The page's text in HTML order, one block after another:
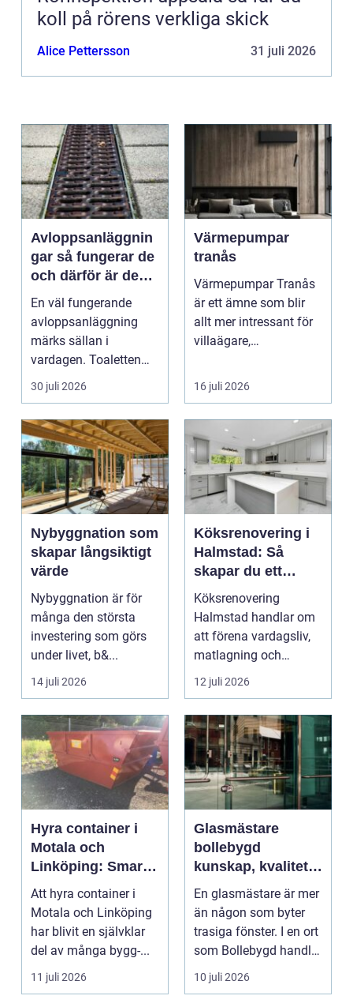
koll på rörens verkliga skick
Alice Pettersson 31 juli 2026
Avloppsanläggnin
gar så fungerar de
och därför är de
viktigare än många
tror
En väl fungerande
avloppsanläggning
märks sällan i
vardagen. Toaletten
spolas, vattnet rinner
undan ...
30 juli 2026
Värmepumpar
tranås
Värmepumpar Tranås
är ett ämne som blir
allt mer intressant för
villaägare,
o...
16 juli 2026
Nybyggnation som
skapar långsiktigt
värde
Nybyggnation är för
många den största
investering som görs
under livet, b&...
14 juli 2026
Köksrenovering i
Halmstad: Så
skapar du ett
funktionellt och
trivsamt kök
Köksrenovering
Halmstad handlar om
att förena vardagsliv,
matlagning och
umgänge i et...
12 juli 2026
Hyra container i
Motala och
Linköping: Smart
avfallshantering
för projekt i alla
storlekar
Att hyra container i
Motala och Linköping
har blivit en självklar
del av många bygg-...
11 juli 2026
Glasmästare
bollebygd
kunskap, kvalitet
och smarta
glaslösningar
En glasmästare är mer
än någon som byter
trasiga fönster. I en ort
som Bollebygd handlar
yrket lika ...
10 juli 2026